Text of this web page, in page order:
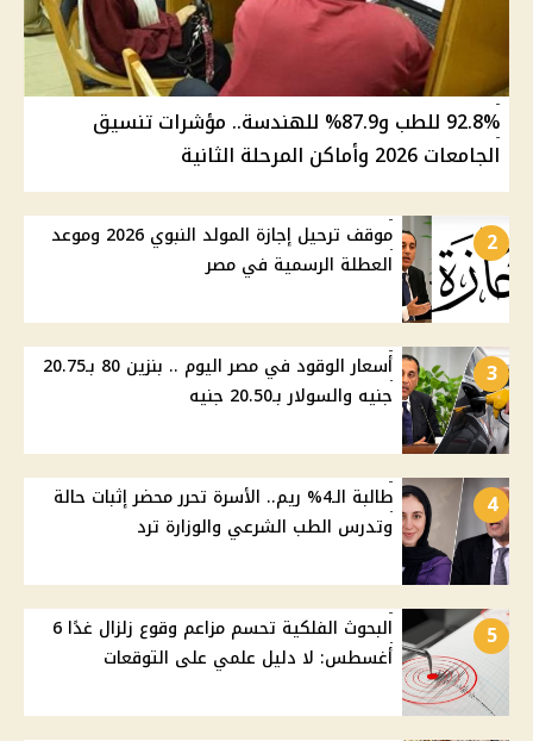
92.8% للطب و87.9% للهندسة.. مؤشرات تنسيق
الجامعات 2026 وأماكن المرحلة الثانية
2
موقف ترحيل إجازة المولد النبوي 2026 وموعد
العطلة الرسمية في مصر
3
أسعار الوقود في مصر اليوم .. بنزين 80 بـ20.75
جنيه والسولار بـ20.50 جنيه
4
طالبة الـ4% ريم.. الأسرة تحرر محضر إثبات حالة
وتدرس الطب الشرعي والوزارة ترد
5
البحوث الفلكية تحسم مزاعم وقوع زلزال غدًا 6
أغسطس: لا دليل علمي على التوقعات